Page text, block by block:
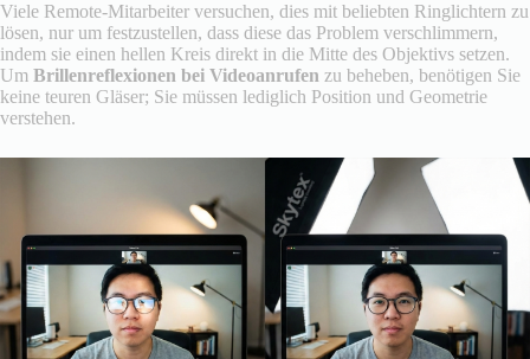
Viele Remote-Mitarbeiter versuchen, dies mit beliebten Ringlichtern zu
lösen, nur um festzustellen, dass diese das Problem verschlimmern,
indem sie einen hellen Kreis direkt in die Mitte des Objektivs setzen.
Um Brillenreflexionen bei Videoanrufen zu beheben, benötigen Sie
keine teuren Gläser; Sie müssen lediglich Position und Geometrie
verstehen.